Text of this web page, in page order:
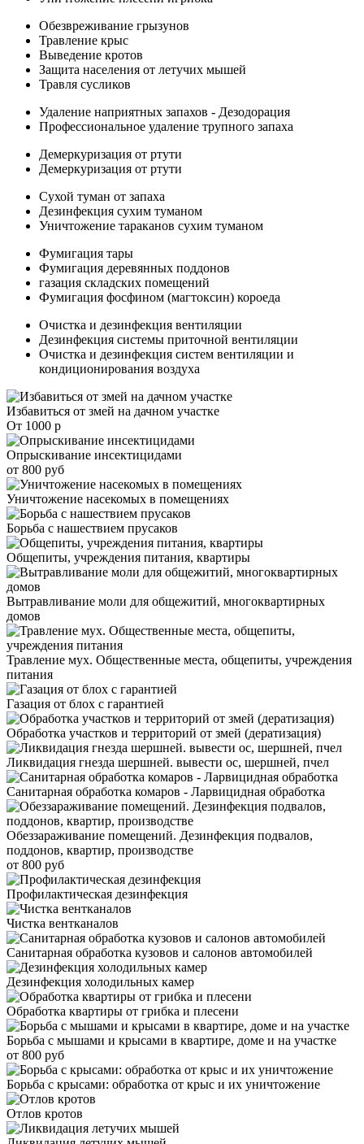
Обезвреживание грызунов
Травление крыс
Выведение кротов
Защита населения от летучих мышей
Травля сусликов
Удаление наприятных запахов - Дезодорация
Профессиональное удаление трупного запаха
Демеркуризация от ртути
Демеркуризация от ртути
Сухой туман от запаха
Дезинфекция сухим туманом
Уничтожение тараканов сухим туманом
Фумигация тары
Фумигация деревянных поддонов
газация складских помещений
Фумигация фосфином (магтоксин) короеда
Очистка и дезинфекция вентиляции
Дезинфекция системы приточной вентиляции
Очистка и дезинфекция систем вентиляции и
кондиционирования воздуха
Избавиться от змей на дачном участке
От 1000 р
Опрыскивание инсектицидами
от 800 руб
Уничтожение насекомых в помещениях
Борьба с нашествием прусаков
Общепиты, учреждения питания, квартиры
Вытравливание моли для общежитий, многоквартирных
домов
Травление мух. Общественные места, общепиты, учреждения
питания
Газация от блох с гарантией
Обработка участков и территорий от змей (дератизация)
Ликвидация гнезда шершней. вывести ос, шершней, пчел
Санитарная обработка комаров - Ларвицидная обработка
Обеззараживание помещений. Дезинфекция подвалов,
поддонов, квартир, производстве
от 800 руб
Профилактическая дезинфекция
Чистка вентканалов
Санитарная обработка кузовов и салонов автомобилей
Дезинфекция холодильных камер
Обработка квартиры от грибка и плесени
Борьба с мышами и крысами в квартире, доме и на участке
от 800 руб
Борьба с крысами: обработка от крыс и их уничтожение
Отлов кротов